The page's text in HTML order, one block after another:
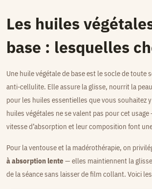
Les huiles
base : lesquelles
Une huile végétale de base est le socle de toute
anti-cellulite. Elle assure la glisse, nourrit la
pour les huiles essentielles que vous souhaitez
huiles végétales ne se valent pas pour cet
vitesse d’absorption et leur composition font
Pour la ventouse et la madérothérapie, on
à absorption lente — elles maintiennent la
de la séance sans laisser de film collant. Voici